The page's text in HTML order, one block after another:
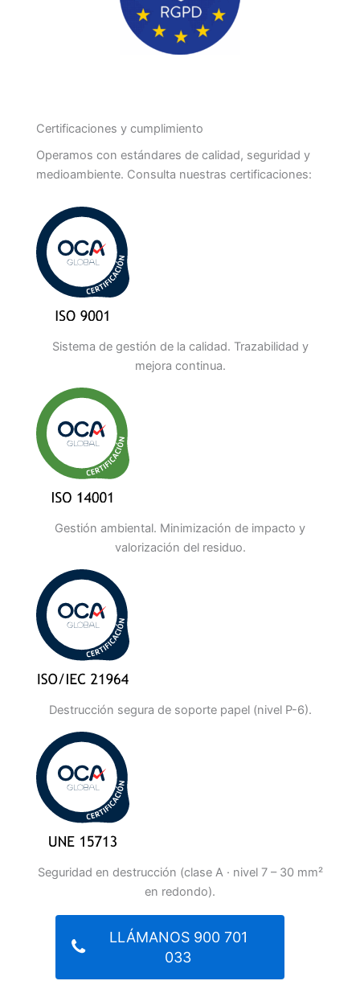
Certificaciones y cumplimiento
Operamos con estándares de calidad, seguridad y
medioambiente. Consulta nuestras certificaciones:
Sistema de gestión de la calidad. Trazabilidad y
mejora continua.
Gestión ambiental. Minimización de impacto y
valorización del residuo.
Destrucción segura de soporte papel (nivel P-6).
Seguridad en destrucción (clase A · nivel 7 – 30 mm²
en redondo).
LLÁMANOS 900 701
033